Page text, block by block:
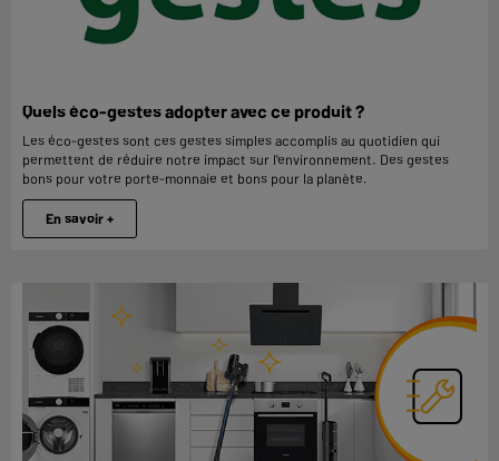
Quels éco-gestes adopter avec ce produit ?
Les éco-gestes sont ces gestes simples accomplis au quotidien qui
permettent de réduire notre impact sur l'environnement. Des gestes
bons pour votre porte-monnaie et bons pour la planète.
En savoir +